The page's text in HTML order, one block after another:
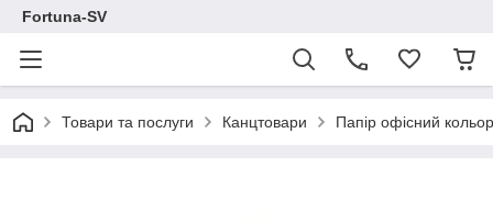
Fortuna-SV
Товари та послуги Канцтовари Папір офісний